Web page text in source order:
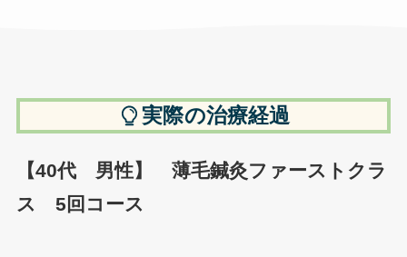
実際の治療経過
【40代 男性】 薄毛鍼灸ファーストクラ
ス 5回コース